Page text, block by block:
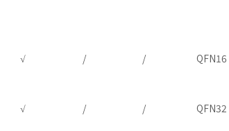
√ / / QFN16
√ / / QFN32